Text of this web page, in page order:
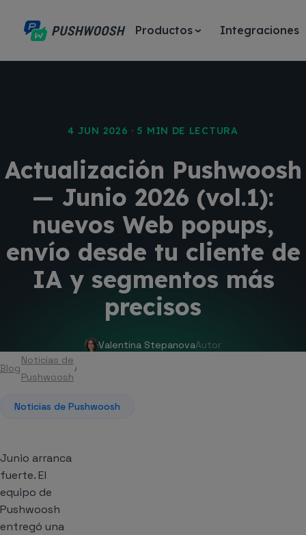
Productos Integraciones
4 JUN 2026 · 5 MIN DE LECTURA
Actualización Pushwoosh
— Junio 2026 (vol.1):
nuevos Web popups,
envío desde tu cliente de
IA y segmentos más
precisos
Valentina StepanovaAutor
Blog
Noticias de
Pushwoosh
Noticias de Pushwoosh
Junio arranca
fuerte. El
equipo de
Pushwoosh
entregó una